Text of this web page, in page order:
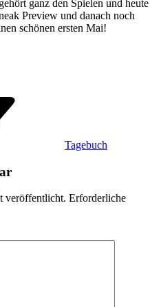
ganz den Spielen und heute
Preview und danach noch
schönen ersten Mai!
Tagebuch
veröffentlicht. Erforderliche